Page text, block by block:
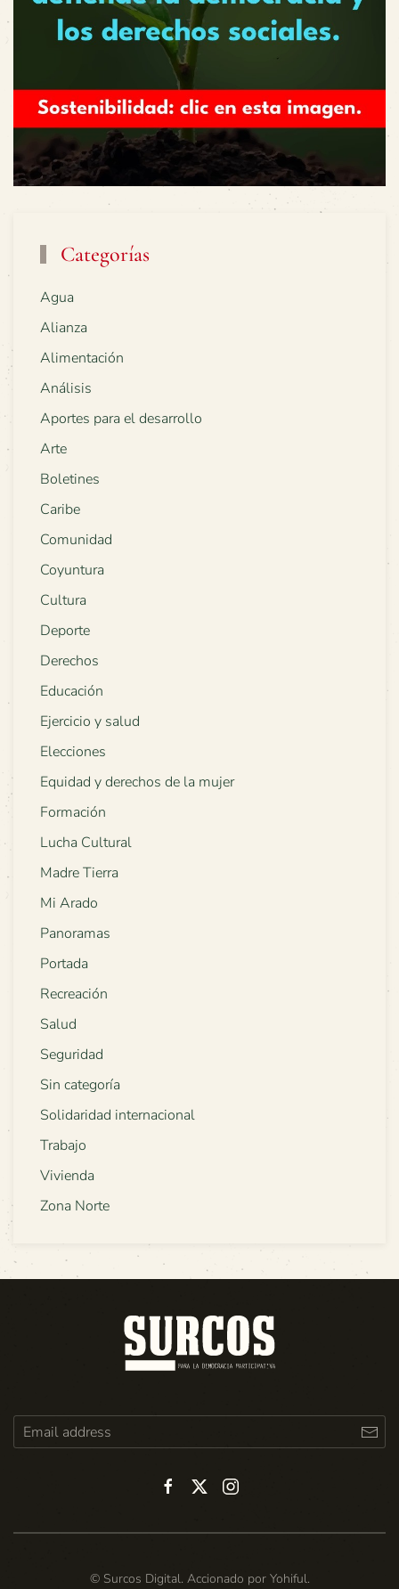
Categorías
Agua
Alianza
Alimentación
Análisis
Aportes para el desarrollo
Arte
Boletines
Caribe
Comunidad
Coyuntura
Cultura
Deporte
Derechos
Educación
Ejercicio y salud
Elecciones
Equidad y derechos de la mujer
Formación
Lucha Cultural
Madre Tierra
Mi Arado
Panoramas
Portada
Recreación
Salud
Seguridad
Sin categoría
Solidaridad internacional
Trabajo
Vivienda
Zona Norte
© Surcos Digital. Accionado por Yohiful.